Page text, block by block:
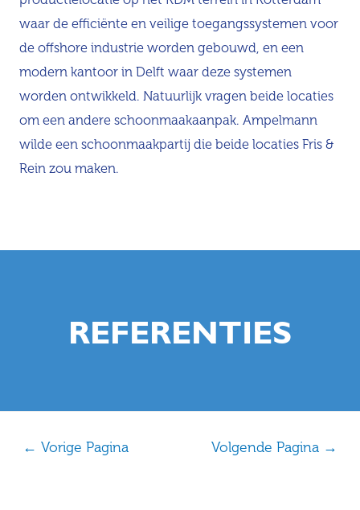
waar de efficiënte en veilige toegangssystemen voor
de offshore industrie worden gebouwd, en een
modern kantoor in Delft waar deze systemen
worden ontwikkeld. Natuurlijk vragen beide locaties
om een andere schoonmaakaanpak. Ampelmann
wilde een schoonmaakpartij die beide locaties Fris &
Rein zou maken.
REFERENTIES
Bericht
← Vorige Pagina Volgende Pagina →